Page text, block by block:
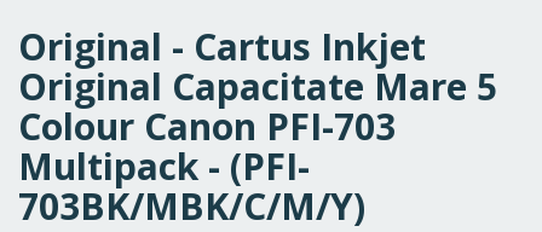
Original - Cartus Inkjet
Original Capacitate Mare 5
Colour Canon PFI-703
Multipack - (PFI-
703BK/MBK/C/M/Y)